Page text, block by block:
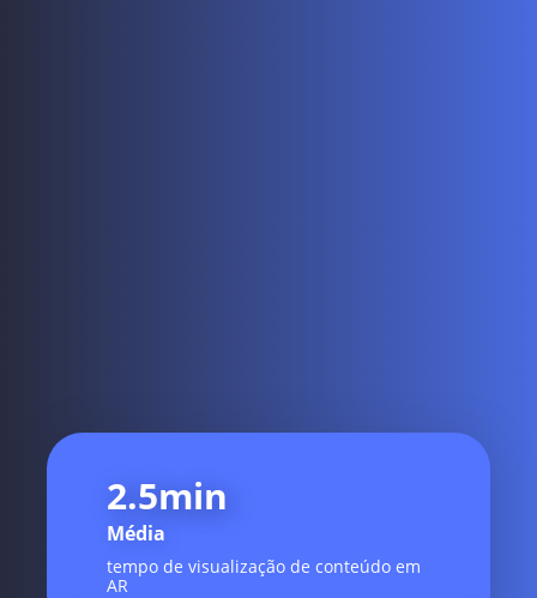
2.5min
Média
tempo de visualização de conteúdo em
AR